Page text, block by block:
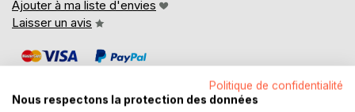
Ajouter à ma liste d'envies
Laisser un avis
Politique de confidentialité
Nous respectons la protection des données